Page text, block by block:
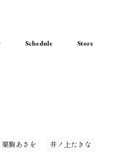
Schedule Store
栗駒あさを 井ノ上たきな